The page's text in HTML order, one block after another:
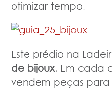
otimizar tempo.
Este prédio na
de bijoux. Em cada
vendem peças para